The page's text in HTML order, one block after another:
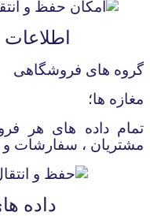
گروه های فروشگاهی
مغازه ها؛
تمام داده های هر
مشتریان ، سفارشات و
داده